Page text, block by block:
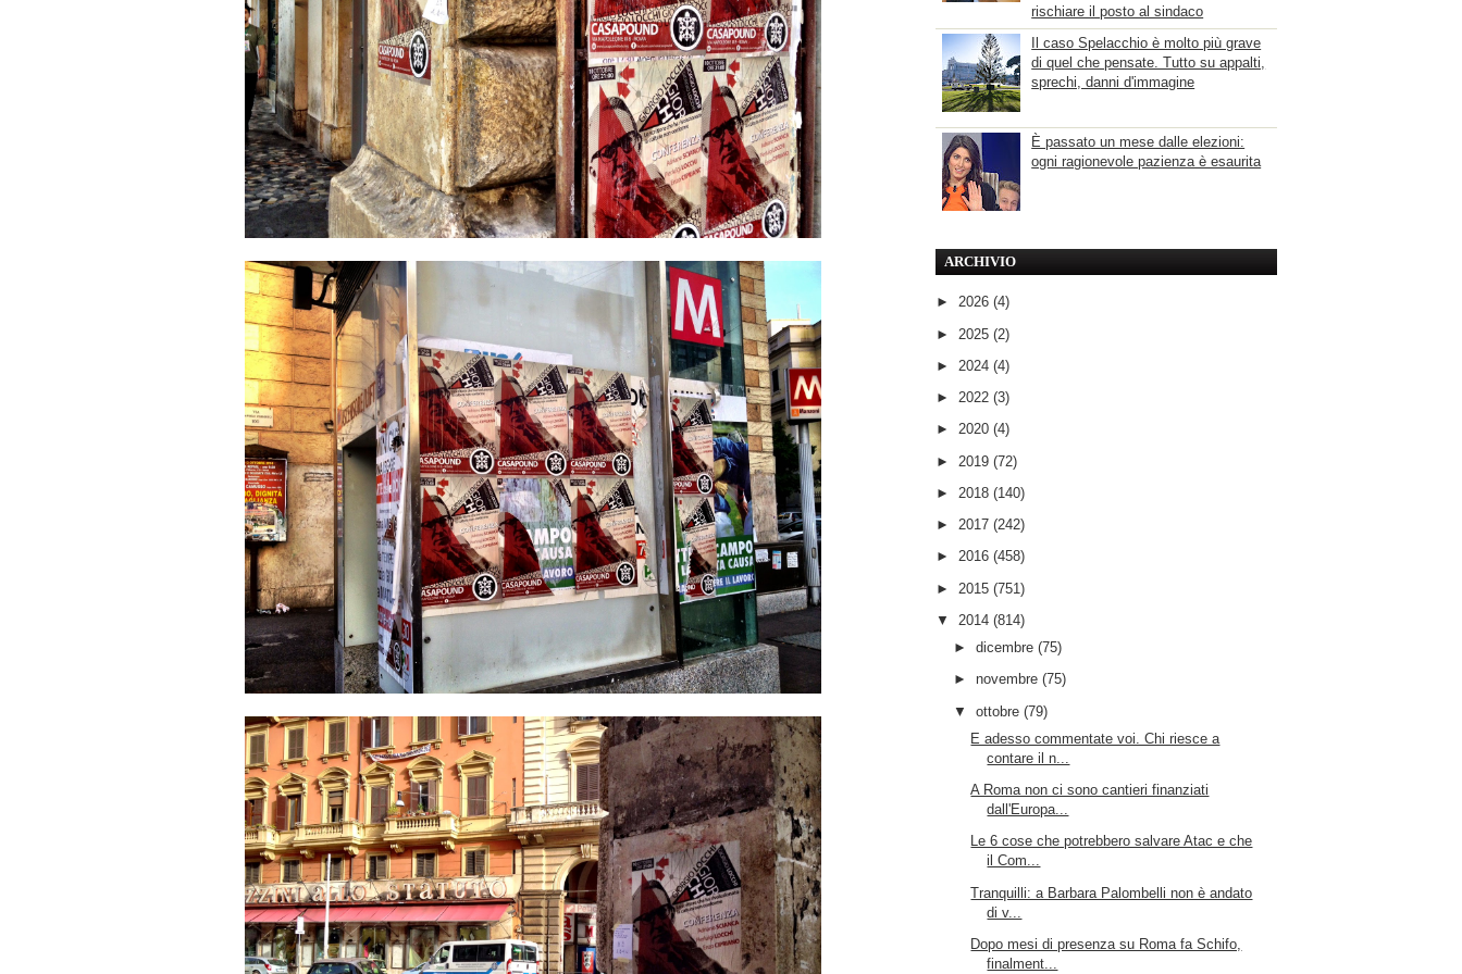
rischiare il posto al sindaco
Il caso Spelacchio è molto più grave
di quel che pensate. Tutto su appalti,
sprechi, danni d'immagine
È passato un mese dalle elezioni:
ogni ragionevole pazienza è esaurita
ARCHIVIO
► 2026 (4)
► 2025 (2)
► 2024 (4)
► 2022 (3)
► 2020 (4)
► 2019 (72)
► 2018 (140)
► 2017 (242)
► 2016 (458)
► 2015 (751)
▼ 2014 (814)
► dicembre (75)
► novembre (75)
▼ ottobre (79)
E adesso commentate voi. Chi riesce a
contare il n...
A Roma non ci sono cantieri finanziati
dall'Europa...
Le 6 cose che potrebbero salvare Atac e che
il Com...
Tranquilli: a Barbara Palombelli non è andato
di v...
Dopo mesi di presenza su Roma fa Schifo,
finalment...